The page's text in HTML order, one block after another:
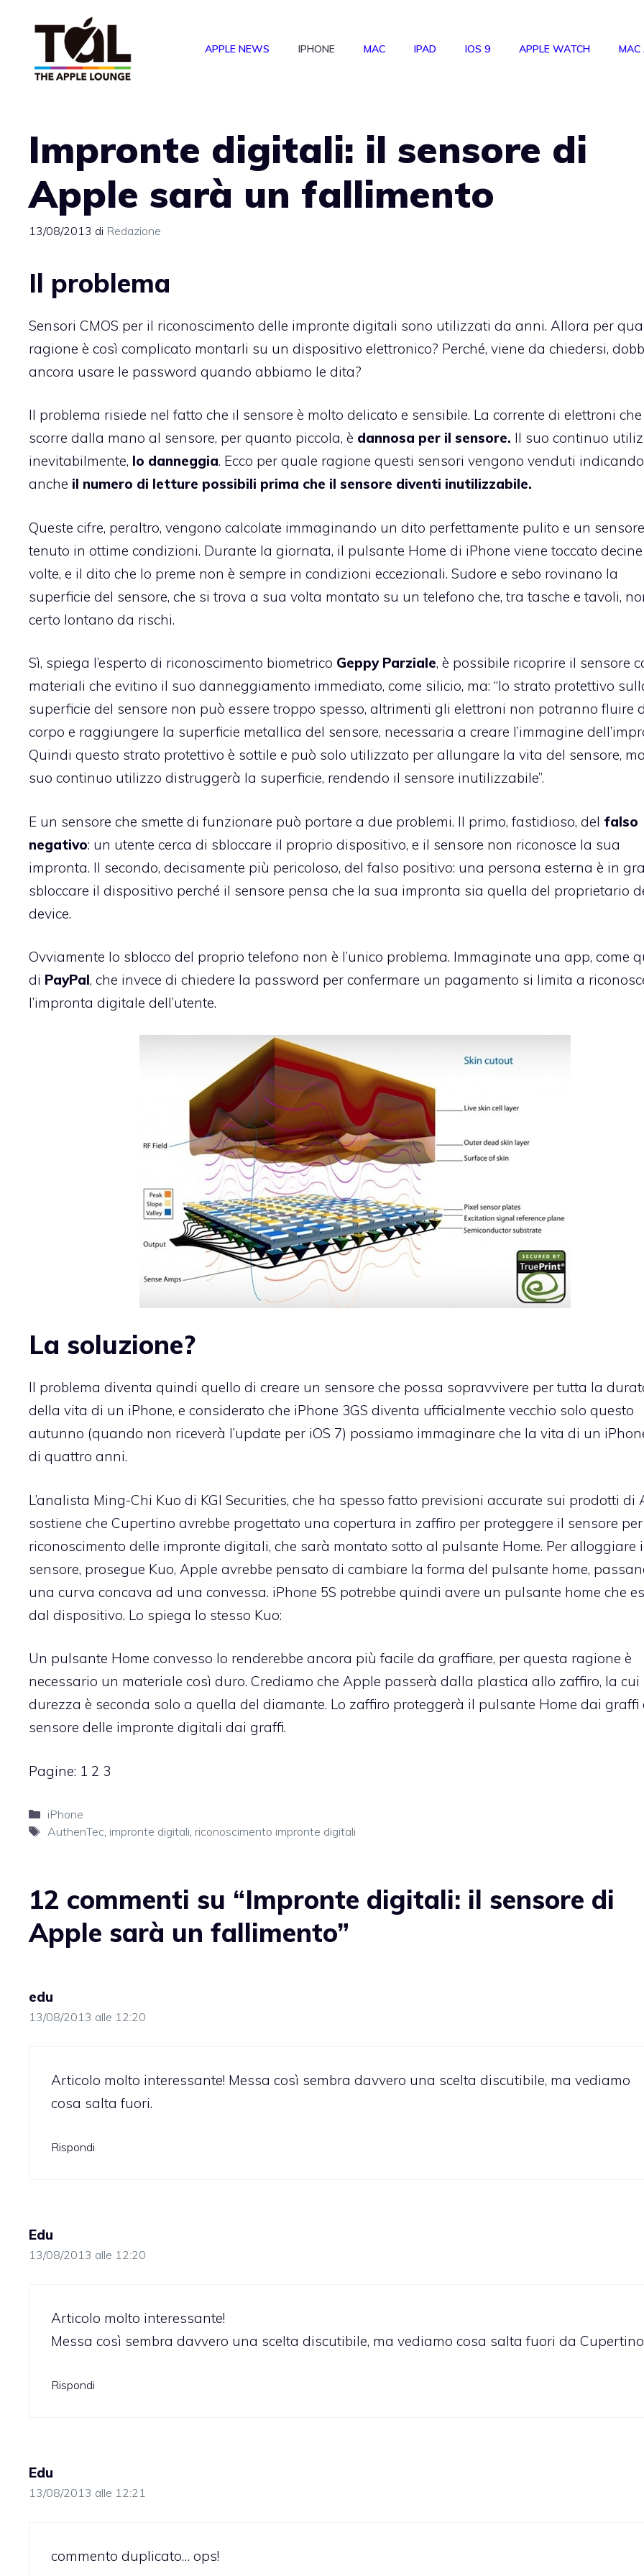
APPLE NEWS IPHONE MAC IPAD IOS 9 APPLE WATCH MAC
Impronte digitali: il sensore di
Apple sarà un fallimento
13/08/2013 di Redazione
Il problema
Sensori CMOS per il riconoscimento delle impronte digitali sono utilizzati da anni. Allora per
ragione è così complicato montarli su un dispositivo elettronico? Perché, viene da chiedersi,
ancora usare le password quando abbiamo le dita?
Il problema risiede nel fatto che il sensore è molto delicato e sensibile. La corrente di elettroni che
scorre dalla mano al sensore, per quanto piccola, è dannosa per il sensore. Il suo continuo
inevitabilmente, lo danneggia. Ecco per quale ragione questi sensori vengono venduti indicando
anche il numero di letture possibili prima che il sensore diventi inutilizzabile.
Queste cifre, peraltro, vengono calcolate immaginando un dito perfettamente pulito e un sensore
tenuto in ottime condizioni. Durante la giornata, il pulsante Home di iPhone viene toccato
volte, e il dito che lo preme non è sempre in condizioni eccezionali. Sudore e sebo rovinano la
superficie del sensore, che si trova a sua volta montato su un telefono che, tra tasche e tavoli,
certo lontano da rischi.
Sì, spiega l’esperto di riconoscimento biometrico Geppy Parziale, è possibile ricoprire il sensore
materiali che evitino il suo danneggiamento immediato, come silicio, ma: “lo strato protettivo
superficie del sensore non può essere troppo spesso, altrimenti gli elettroni non potranno fluire
corpo e raggiungere la superficie metallica del sensore, necessaria a creare l’immagine
Quindi questo strato protettivo è sottile e può solo utilizzato per allungare la vita del sensore,
suo continuo utilizzo distruggerà la superficie, rendendo il sensore inutilizzabile”.
E un sensore che smette di funzionare può portare a due problemi. Il primo, fastidioso, del falso
negativo: un utente cerca di sbloccare il proprio dispositivo, e il sensore non riconosce la sua
impronta. Il secondo, decisamente più pericoloso, del falso positivo: una persona esterna è in
sbloccare il dispositivo perché il sensore pensa che la sua impronta sia quella del proprietario
device.
Ovviamente lo sblocco del proprio telefono non è l’unico problema. Immaginate una app, come
di PayPal, che invece di chiedere la password per confermare un pagamento si limita a
l’impronta digitale dell’utente.
La soluzione?
Il problema diventa quindi quello di creare un sensore che possa sopravvivere per tutta la
della vita di un iPhone, e considerato che iPhone 3GS diventa ufficialmente vecchio solo questo
autunno (quando non riceverà l’update per iOS 7) possiamo immaginare che la vita di un
di quattro anni.
L’analista Ming-Chi Kuo di KGI Securities, che ha spesso fatto previsioni accurate sui prodotti di
sostiene che Cupertino avrebbe progettato una copertura in zaffiro per proteggere il sensore
riconoscimento delle impronte digitali, che sarà montato sotto al pulsante Home. Per alloggiare
sensore, prosegue Kuo, Apple avrebbe pensato di cambiare la forma del pulsante home,
una curva concava ad una convessa. iPhone 5S potrebbe quindi avere un pulsante home che
dal dispositivo. Lo spiega lo stesso Kuo:
Un pulsante Home convesso lo renderebbe ancora più facile da graffiare, per questa ragione è
necessario un materiale così duro. Crediamo che Apple passerà dalla plastica allo zaffiro, la cui
durezza è seconda solo a quella del diamante. Lo zaffiro proteggerà il pulsante Home dai graffi
sensore delle impronte digitali dai graffi.
Pagine: 1 2 3
Categorie
iPhone
Tag
AuthenTec, impronte digitali, riconoscimento impronte digitali
12 commenti su “Impronte digitali: il sensore di
Apple sarà un fallimento”
edu
13/08/2013 alle 12:20
Articolo molto interessante! Messa così sembra davvero una scelta discutibile, ma vediamo
cosa salta fuori.
Rispondi
Edu
13/08/2013 alle 12:20
Articolo molto interessante!
Messa così sembra davvero una scelta discutibile, ma vediamo cosa salta fuori da
Rispondi
Edu
13/08/2013 alle 12:21
commento duplicato… ops!